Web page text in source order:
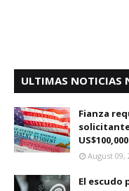
ULTIMAS NOTICIAS
Fianza
August 09,
El escudo